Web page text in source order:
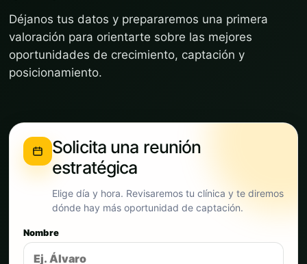
Déjanos tus datos y prepararemos una primera
valoración para orientarte sobre las mejores
oportunidades de crecimiento, captación y
posicionamiento.
Solicita una reunión
estratégica
Elige día y hora. Revisaremos tu clínica y te diremos
dónde hay más oportunidad de captación.
Nombre